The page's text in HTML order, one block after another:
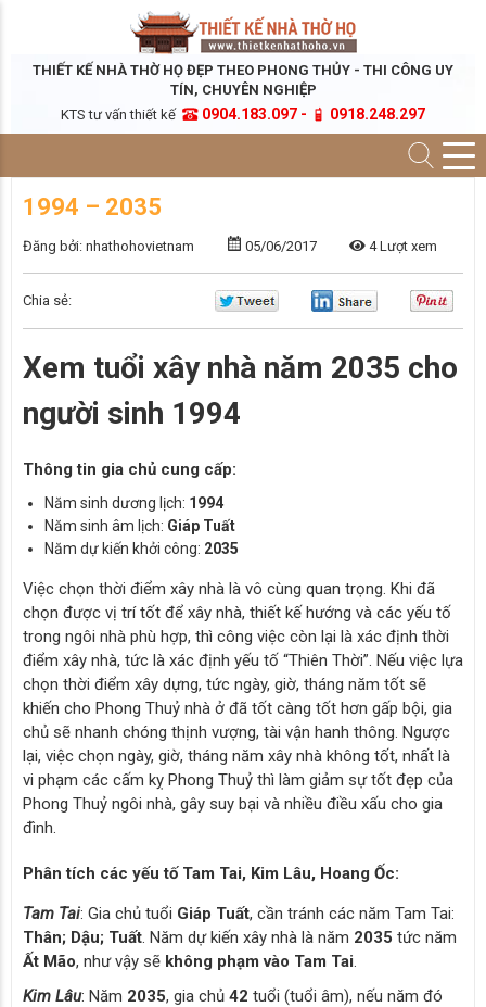
THIẾT KẾ NHÀ THỜ HỌ ĐẸP THEO PHONG THỦY - THI CÔNG UY
TÍN, CHUYÊN NGHIỆP
KTS tư vấn thiết kế
0904.183.097 - 0918.248.297
1994 – 2035
Đăng bởi: nhathohovietnam 05/06/2017 4 Lượt xem
Chia sẻ:
Xem tuổi xây nhà năm 2035 cho
người sinh 1994
Thông tin gia chủ cung cấp:
Năm sinh dương lịch: 1994
Năm sinh âm lịch: Giáp Tuất
Năm dự kiến khởi công: 2035
Việc chọn thời điểm xây nhà là vô cùng quan trọng. Khi đã
chọn được vị trí tốt để xây nhà, thiết kế hướng và các yếu tố
trong ngôi nhà phù hợp, thì công việc còn lại là xác định thời
điểm xây nhà, tức là xác định yếu tố “Thiên Thời”. Nếu việc lựa
chọn thời điểm xây dựng, tức ngày, giờ, tháng năm tốt sẽ
khiến cho Phong Thuỷ nhà ở đã tốt càng tốt hơn gấp bội, gia
chủ sẽ nhanh chóng thịnh vượng, tài vận hanh thông. Ngược
lại, việc chọn ngày, giờ, tháng năm xây nhà không tốt, nhất là
vi phạm các cấm kỵ Phong Thuỷ thì làm giảm sự tốt đẹp của
Phong Thuỷ ngôi nhà, gây suy bại và nhiều điều xấu cho gia
đình.
Phân tích các yếu tố Tam Tai, Kim Lâu, Hoang Ốc:
Tam Tai: Gia chủ tuổi Giáp Tuất, cần tránh các năm Tam Tai:
Thân; Dậu; Tuất. Năm dự kiến xây nhà là năm 2035 tức năm
Ất Mão, như vậy sẽ không phạm vào Tam Tai.
Kim Lâu: Năm 2035, gia chủ 42 tuổi (tuổi âm), nếu năm đó